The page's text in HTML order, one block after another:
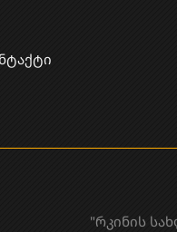
"რკინის